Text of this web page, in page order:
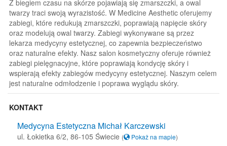
Z biegiem czasu na skórze pojawiają się zmarszczki, a owal
twarzy traci swoją wyrazistość. W Medicine Aesthetic oferujemy
zabiegi, które redukują zmarszczki, poprawiają napięcie skóry
oraz modelują owal twarzy. Zabiegi wykonywane są przez
lekarza medycyny estetycznej, co zapewnia bezpieczeństwo
oraz naturalne efekty. Nasz salon kosmetyczny oferuje również
zabiegi pielęgnacyjne, które poprawiają kondycję skóry i
wspierają efekty zabiegów medycyny estetycznej. Naszym celem
jest naturalne odmłodzenie i poprawa wyglądu skóry.
KONTAKT
Medycyna Estetyczna Michał Karczewski
ul. Łokietka 6/2, 86-105 Świecie ( Pokaż na mapie)